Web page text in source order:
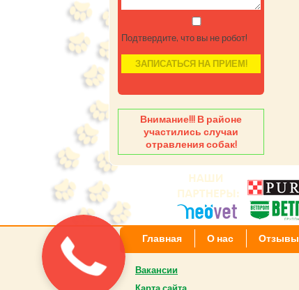
Подтвердите, что вы не робот!
Внимание!!! В районе
участились случаи
отравления собак!
Главная О нас Отзывы
Вакансии